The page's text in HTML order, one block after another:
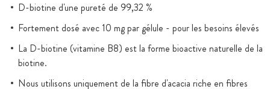
D-biotine d'une pureté de 99,32 %
Fortement dosé avec 10 mg par gélule - pour les besoins élevés
La D-biotine (vitamine B8) est la forme bioactive naturelle de la
biotine.
Nous utilisons uniquement de la fibre d'acacia riche en fibres